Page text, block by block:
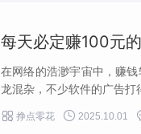
每天必定赚100元
在网络的浩渺宇宙中，赚
龙混杂，不少软件的广告
 挣点零花  2025.10.01